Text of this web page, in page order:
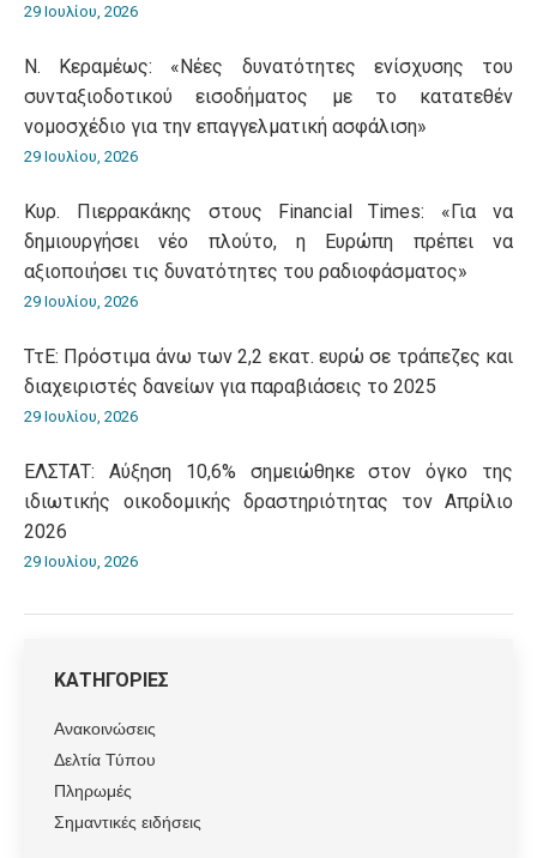
29 Ιουλίου, 2026
Ν. Κεραμέως: «Νέες δυνατότητες ενίσχυσης του
συνταξιοδοτικού εισοδήματος με το κατατεθέν
νομοσχέδιο για την επαγγελματική ασφάλιση»
29 Ιουλίου, 2026
Κυρ. Πιερρακάκης στους Financial Times: «Για να
δημιουργήσει νέο πλούτο, η Ευρώπη πρέπει να
αξιοποιήσει τις δυνατότητες του ραδιοφάσματος»
29 Ιουλίου, 2026
ΤτΕ: Πρόστιμα άνω των 2,2 εκατ. ευρώ σε τράπεζες και
διαχειριστές δανείων για παραβιάσεις το 2025
29 Ιουλίου, 2026
ΕΛΣΤΑΤ: Αύξηση 10,6% σημειώθηκε στον όγκο της
ιδιωτικής οικοδομικής δραστηριότητας τον Απρίλιο
2026
29 Ιουλίου, 2026
ΚΑΤΗΓΟΡΙΕΣ
Ανακοινώσεις
Δελτία Τύπου
Πληρωμές
Σημαντικές ειδήσεις